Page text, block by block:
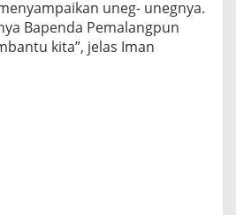
uneg- unegnya.
Bapenda Pemalangpun
kita”, jelas Iman